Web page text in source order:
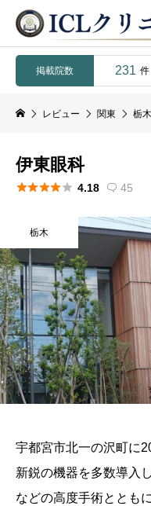
掲載院数 231 件
レビュー 関東 栃木
伊東眼科
 4.18  45
栃木
宇都宮市北一の沢町に
新鋭の機器を多数導入
などの高度手術ととも